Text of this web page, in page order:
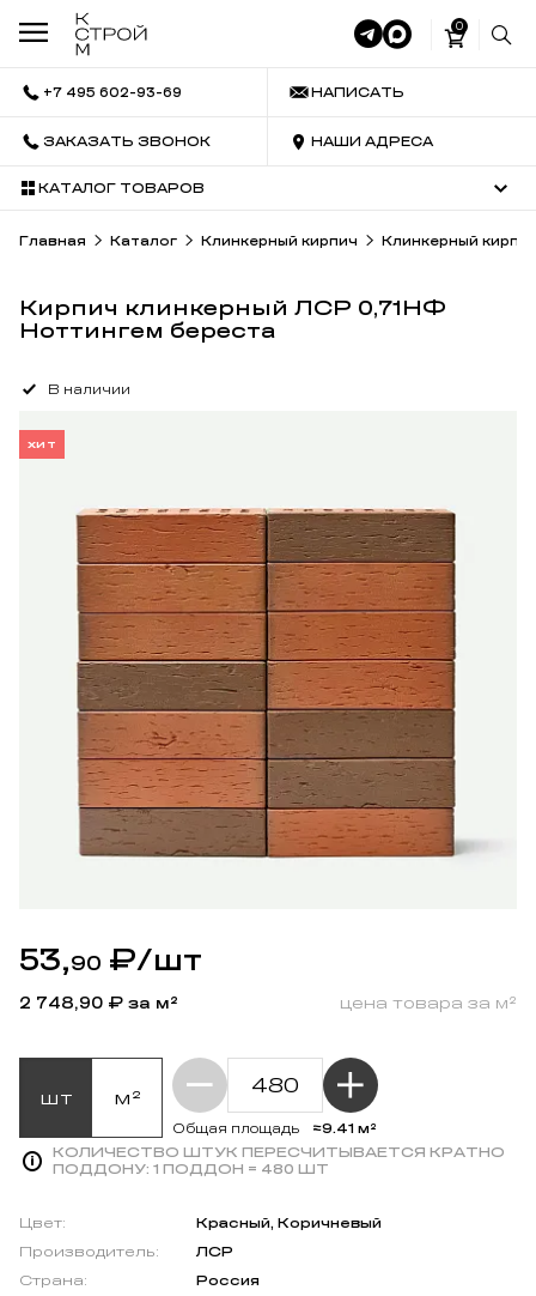
0
+7 495 602-93-69 НАПИСАТЬ
ЗАКАЗАТЬ ЗВОНОК НАШИ АДРЕСА
КАТАЛОГ ТОВАРОВ
Главная Каталог Клинкерный кирпич Клинкерный
Кирпич клинкерный ЛСР 0,71НФ
Ноттингем береста
В наличии
ХИТ
53,90 ₽/шт
2 748,90 ₽ за м² цена товара за м²
шт м²
Общая площадь
≈9.41 м²
КОЛИЧЕСТВО ШТУК ПЕРЕСЧИТЫВАЕТСЯ КРАТНО
ПОДДОНУ: 1 ПОДДОН = 480 ШТ
Цвет:
Красный, Коричневый
Производитель:
ЛСР
Страна:
Россия